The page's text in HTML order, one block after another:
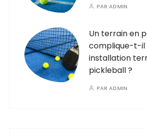
PARADMIN
Un terrain en
complique-t-il
installation
pickleball ?
PARADMIN